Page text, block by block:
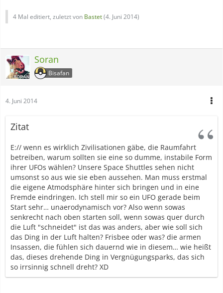
4 Mal editiert, zuletzt von Bastet(4. Juni 2014)
Soran
Bisafan
4. Juni 2014
Zitat
E:// wenn es wirklich Zivilisationen gäbe, die Raumfahrt
betreiben, warum sollten sie eine so dumme, instabile Form
ihrer UFOs wählen? Unsere Space Shuttles sehen nicht
umsonst so aus wie sie eben aussehen. Man muss erstmal
die eigene Atmodsphäre hinter sich bringen und in eine
Fremde eindringen. Ich stell mir so ein UFO gerade beim
Start sehr… unaerodynamisch vor? Also wenn sowas
senkrecht nach oben starten soll, wenn sowas quer durch
die Luft "schneidet" ist das was anders, aber wie soll sich
das Ding in der Luft halten? Frisbee oder was? die armen
Insassen, die fühlen sich dauernd wie in diesem… wie heißt
das, dieses drehende Ding in Vergnügungsparks, das sich
so irrsinnig schnell dreht? XD